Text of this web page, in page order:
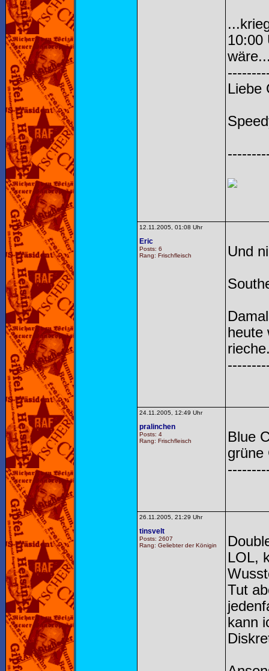
10:00
Liebe
12.11.2005, 01:08 Uhr
Eric
Posts: 6
Rang: Frischfleisch
Und
heute
24.11.2005, 12:49 Uhr
pralinchen
Posts: 4
Rang: Frischfleisch
Blue
grüne
26.11.2005, 21:29 Uhr
tinsvelt
Posts: 2607
Rang: Geliebter der Königin
LOL,
Tut
kann